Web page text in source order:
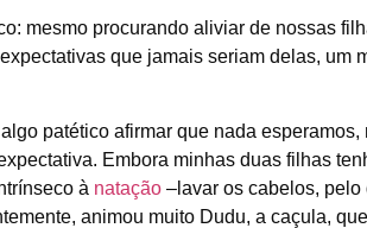
mesmo procurando aliviar de nossas
que jamais seriam delas, um
patético afirmar que nada
Embora minhas duas filhas
à natação –lavar os cabelos,
animou muito Dudu, a caçula,